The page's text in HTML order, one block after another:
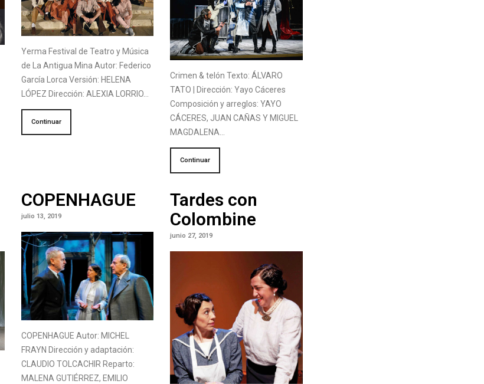
Yerma Festival de Teatro y Música
de La Antigua Mina Autor: Federico
García Lorca Versión: HELENA
LÓPEZ Dirección: ALEXIA LORRIO…
Continuar
Crimen & telón Texto: ÁLVARO
TATO | Dirección: Yayo Cáceres
Composición y arreglos: YAYO
CÁCERES, JUAN CAÑAS Y MIGUEL
MAGDALENA…
Continuar
COPENHAGUE
julio 13, 2019
COPENHAGUE Autor: MICHEL
FRAYN Dirección y adaptación:
CLAUDIO TOLCACHIR Reparto:
MALENA GUTIÉRREZ, EMILIO
Tardes con
Colombine
junio 27, 2019